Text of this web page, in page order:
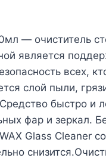
— очиститель
является
всех,
слой пыли,
быстро
фар и зеркал.
Glass Cleaner